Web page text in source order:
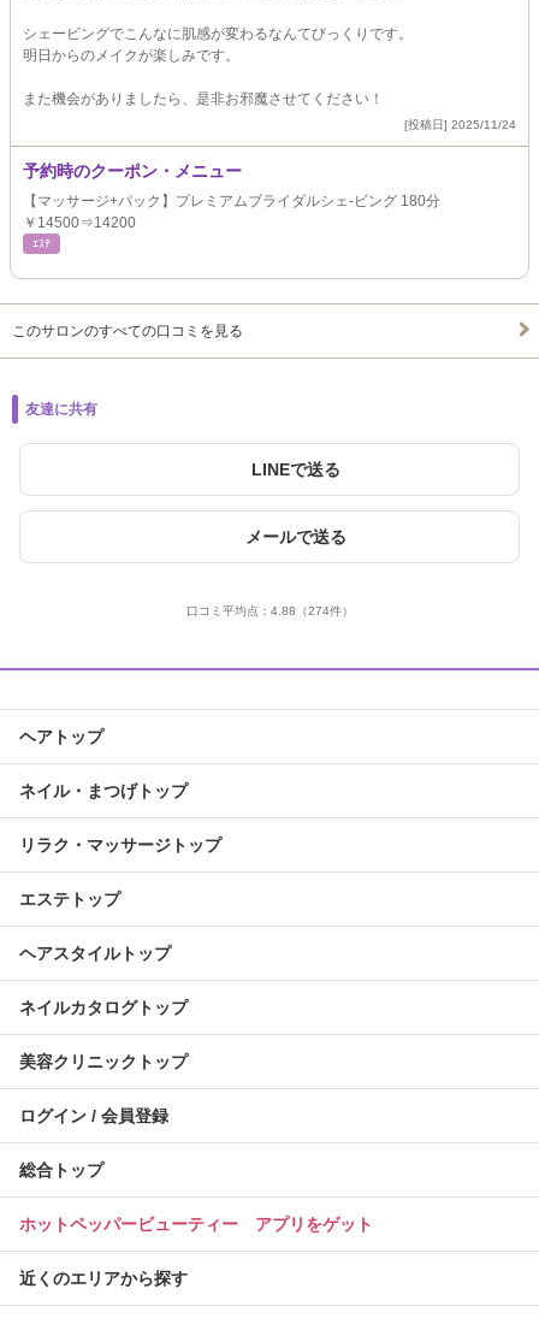
シェービングでこんなに肌感が変わるなんてびっくりです。
明日からのメイクが楽しみです。
また機会がありましたら、是非お邪魔させてください！
[投稿日] 2025/11/24
予約時のクーポン・メニュー
【マッサージ+パック】プレミアムブライダルシェ-ビング 180分
￥14500⇒14200
ｴｽﾃ
このサロンのすべての口コミを見る
友達に共有
LINEで送る
メールで送る
口コミ平均点： 4.88 （274件）
ヘアトップ
ネイル・まつげトップ
リラク・マッサージトップ
エステトップ
ヘアスタイルトップ
ネイルカタログトップ
美容クリニックトップ
ログイン / 会員登録
総合トップ
ホットペッパービューティー アプリをゲット
近くのエリアから探す